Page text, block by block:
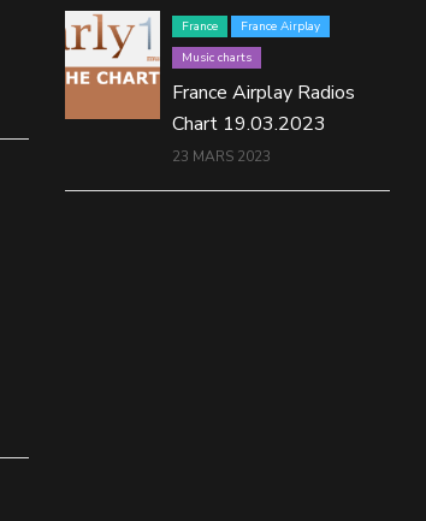
France
France Airplay
Music charts
France Airplay Radios
Chart 19.03.2023
23 MARS 2023